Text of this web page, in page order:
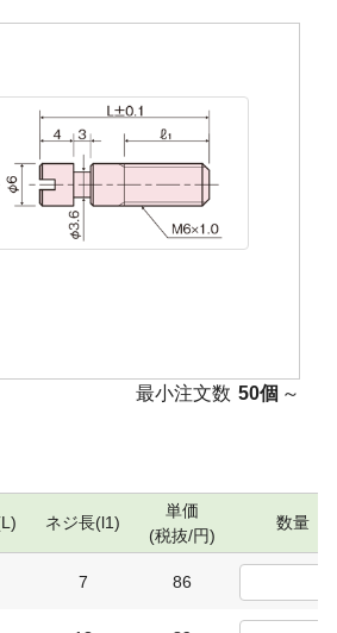
最小注文数 50個 ～
ネジ長(l1)
単価
(税抜/円)
数量
7 86